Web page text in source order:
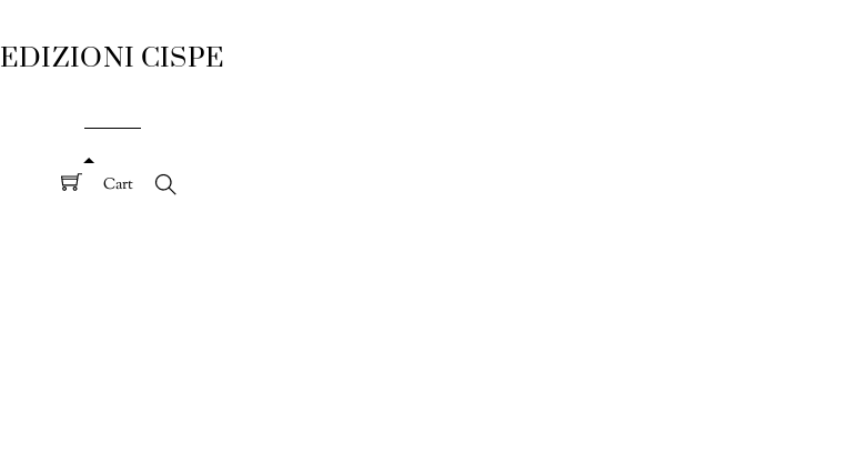
EDIZIONI CISPE
Cart